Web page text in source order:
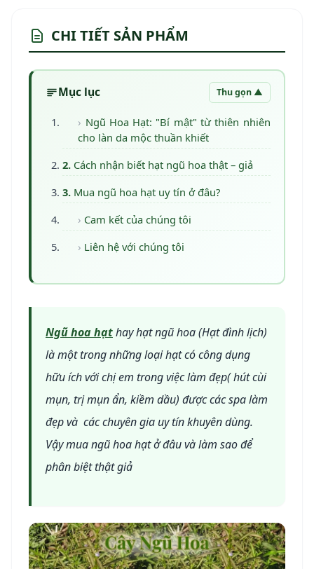
CHI TIẾT SẢN PHẨM
Mục lục Thu gọn ▲
Ngũ Hoa Hạt: "Bí mật" từ thiên nhiên
cho làn da mộc thuần khiết
Cách nhận biết hạt ngũ hoa thật – giả
Mua ngũ hoa hạt uy tín ở đâu?
Cam kết của chúng tôi
Liên hệ với chúng tôi
Ngũ hoa hạthay hạt ngũ hoa (Hạt đình lịch)
là một trong những loại hạt có công dụng
hữu ích với chị em trong việc làm đẹp( hút cùi
mụn, trị mụn ẩn, kiềm dầu) được các spa làm
đẹp và các chuyên gia uy tín khuyên dùng.
Vậy mua ngũ hoa hạt ở đâu và làm sao để
phân biệt thật giả